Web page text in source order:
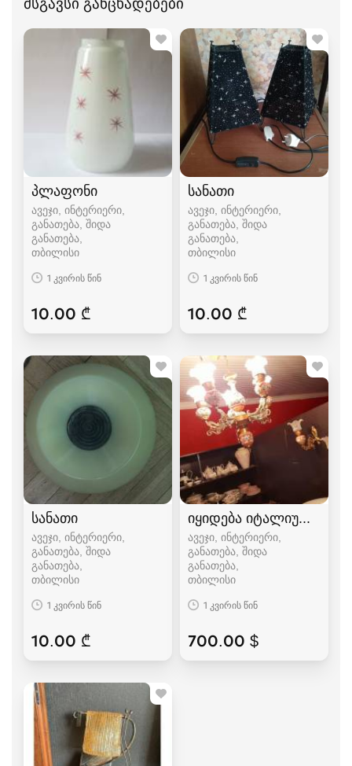
პლაფონი
ავეჯი, ინტერიერი,
განათება, შიდა
განათება
თბილისი
1 კვირის წინ
10.00 ₾
სანათი
ავეჯი, ინტერიერი,
განათება, შიდა
განათება
თბილისი
1 კვირის წინ
10.00 ₾
სანათი
ავეჯი, ინტერიერი,
განათება, შიდა
განათება
თბილისი
1 კვირის წინ
10.00 ₾
იყიდება იტალიური
ავეჯი, ინტერიერი,
განათება, შიდა
განათება
თბილისი
1 კვირის წინ
700.00 $